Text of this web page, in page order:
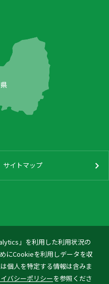
」を利用した利用状況の
にCookieを利用しデータを収
個人を特定する情報は含みま
バシーポリシーを参照くださ
サイトマップ